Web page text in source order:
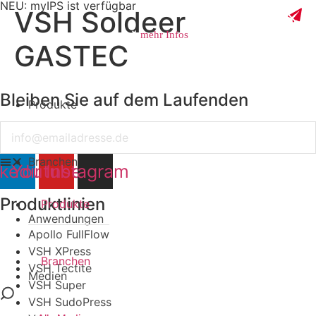
NEU: myIPS ist verfügbar
mehr Infos
Produkte
Branchen
Anwendungen
Medien
Produkte
Branchen
VSH Soldeer
GASTEC
Bleiben Sie auf dem Laufenden
YoutubeInstagram
Produktlinien
Apollo FullFlow
VSH XPress
VSH Tectite
VSH Super
VSH SudoPress